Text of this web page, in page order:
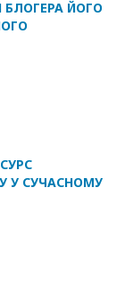
БЛОГЕРА ЙОГО
У СУЧАСНОМУ